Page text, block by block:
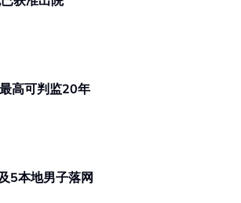
甥案 舅舅遭警延扣 罪成最高可判监20年
团 警：前警员及5本地男子落网